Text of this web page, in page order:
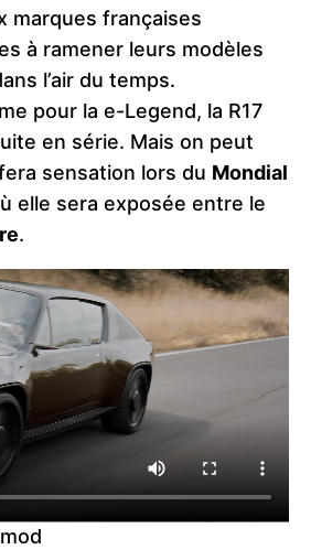
marques françaises
à ramener leurs modèles
l’air du temps.
pour la e-Legend, la R17
en série. Mais on peut
sensation lors du Mondial
elle sera exposée entre le
​.